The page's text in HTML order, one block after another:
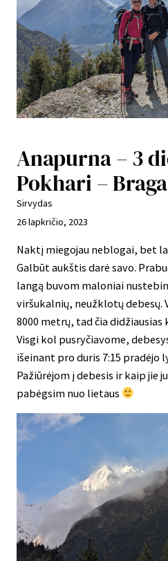
Anapurna – 3
Pokhari –
Sirvydas
26 lapkričio, 2023
Naktį miegojau neblogai, bet
Galbūt aukštis darė savo.
langą buvom maloniai
viršukalnių, neužklotų debesų.
8000 metrų, tad čia didžiausias
Visgi kol pusryčiavome,
išeinant pro duris 7:15 pradėjo
Pažiūrėjom į debesis ir kaip jie
pabėgsim nuo lietaus